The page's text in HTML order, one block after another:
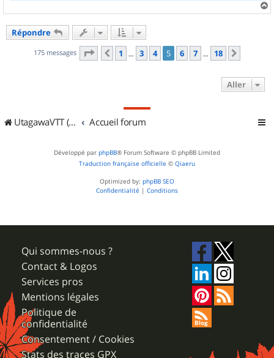
a
Répondre
175 messages Page 5sur 18
Précédent
1 … 3 4 5 6 7 … 18
Aller
UtagawaVTT (Randos VTT et VTTAE avec traces GPS) Accueil forum
Développé par phpBB® Forum Software © phpBB Limited
Traduction française officielle © Qiaeru
Optimized by: phpBB SEO
Confidentialité | Conditions
Qui sommes-nous ?
Contact & Logos
Services pros
Mentions légales
Politique de
confidentialité
Consentement / Cookies
Stats des traces GPX